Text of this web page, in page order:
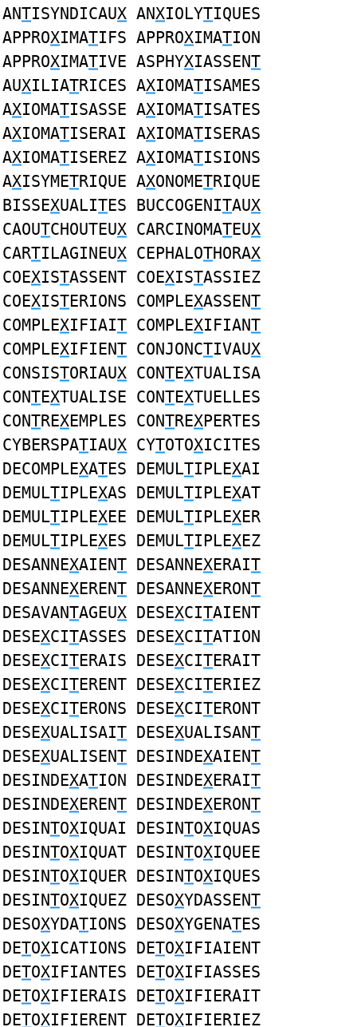
ANTISYNDICAUX ANXIOLYTIQUES
APPROXIMATIFS APPROXIMATION
APPROXIMATIVE ASPHYXIASSENT
AUXILIATRICES AXIOMATISAMES
AXIOMATISASSE AXIOMATISATES
AXIOMATISERAI AXIOMATISERAS
AXIOMATISEREZ AXIOMATISIONS
AXISYMETRIQUE AXONOMETRIQUE
BISSEXUALITES BUCCOGENITAUX
CAOUTCHOUTEUX CARCINOMATEUX
CARTILAGINEUX CEPHALOTHORAX
COEXISTASSENT COEXISTASSIEZ
COEXISTERIONS COMPLEXASSENT
COMPLEXIFIAIT COMPLEXIFIANT
COMPLEXIFIENT CONJONCTIVAUX
CONSISTORIAUX CONTEXTUALISA
CONTEXTUALISE CONTEXTUELLES
CONTREXEMPLES CONTREXPERTES
CYBERSPATIAUX CYTOTOXICITES
DECOMPLEXATES DEMULTIPLEXAI
DEMULTIPLEXAS DEMULTIPLEXAT
DEMULTIPLEXEE DEMULTIPLEXER
DEMULTIPLEXES DEMULTIPLEXEZ
DESANNEXAIENT DESANNEXERAIT
DESANNEXERENT DESANNEXERONT
DESAVANTAGEUX DESEXCITAIENT
DESEXCITASSES DESEXCITATION
DESEXCITERAIS DESEXCITERAIT
DESEXCITERENT DESEXCITERIEZ
DESEXCITERONS DESEXCITERONT
DESEXUALISAIT DESEXUALISANT
DESEXUALISENT DESINDEXAIENT
DESINDEXATION DESINDEXERAIT
DESINDEXERENT DESINDEXERONT
DESINTOXIQUAI DESINTOXIQUAS
DESINTOXIQUAT DESINTOXIQUEE
DESINTOXIQUER DESINTOXIQUES
DESINTOXIQUEZ DESOXYDASSENT
DESOXYDATIONS DESOXYGENATES
DETOXICATIONS DETOXIFIAIENT
DETOXIFIANTES DETOXIFIASSES
DETOXIFIERAIS DETOXIFIERAIT
DETOXIFIERENT DETOXIFIERIEZ